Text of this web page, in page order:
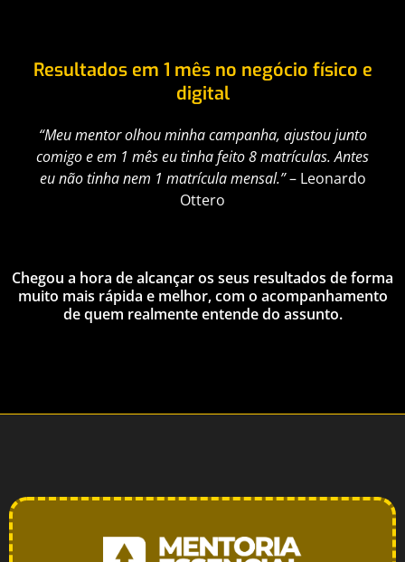
Resultados em 1 mês no negócio físico e
digital
“Meu mentor olhou minha campanha, ajustou junto
comigo e em 1 mês eu tinha feito 8 matrículas. Antes
eu não tinha nem 1 matrícula mensal.”– Leonardo
Ottero
Chegou a hora de alcançar os seus resultados de forma
muito mais rápida e melhor, com o acompanhamento
de quem realmente entende do assunto.